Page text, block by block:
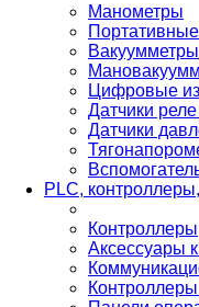
Манометры
Вакуумметры
Цифровые
Датчики
Датчики
PLС,
Контроллеры
Аксессуары